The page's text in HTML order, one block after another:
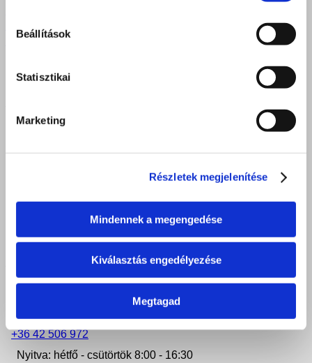
Beállítások
Statisztikai
Marketing
Részletek megjelenítése
Mindennek a megengedése
Kiválasztás engedélyezése
Megtagad
rendezték meg a Szent Bazil Technikum jótékonysági
bálját
4034 Debrecen, Faraktár u. 107.
iroda.debrecen@felveteliiroda.hu
Nyitva: hétfő - péntek 8:00 - 16:30
+36 42 506 972
Nyitva: hétfő - csütörtök 8:00 - 16:30